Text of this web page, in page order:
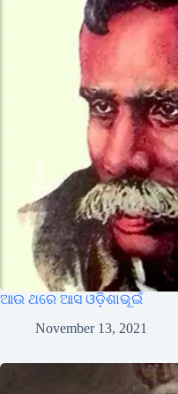
ଆଉ ଥରେ ଆସ ଓଡ଼ିଶାଭୂଇଁ
November 13, 2021